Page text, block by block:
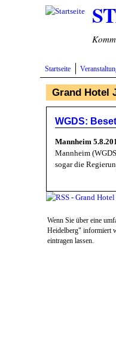
Direkt zum Inhalt
Startseite
Grand Hotel
WGDS:
Mannheim
Mannheim
sogar die
Wenn Sie über eine
Heidelberg" informiert
eintragen lassen.